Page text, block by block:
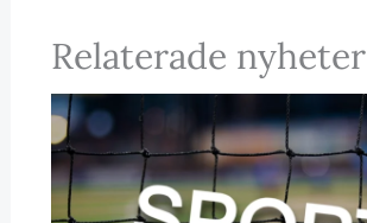
Relaterade nyheter